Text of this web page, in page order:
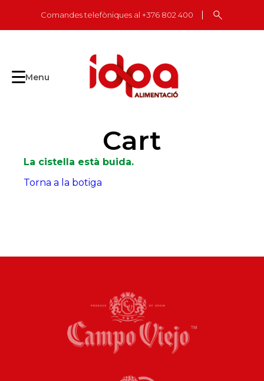
content
Comandes telefòniques al +376 802 400
Menu
Cart
La cistella està buida.
Torna a la botiga